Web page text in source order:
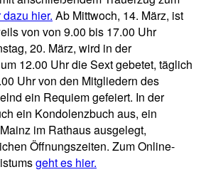
dazu hier. Ab Mittwoch, 14. März, ist
von von 9.00 bis 17.00 Uhr
20. März, wird in der
12.00 Uhr die Sext gebetet, täglich
Uhr von den Mitgliedern des
ein Requiem gefeiert. In der
ein Kondolenzbuch aus, ein
im Rathaus ausgelegt,
Öffnungszeiten. Zum Online-
geht es hier.